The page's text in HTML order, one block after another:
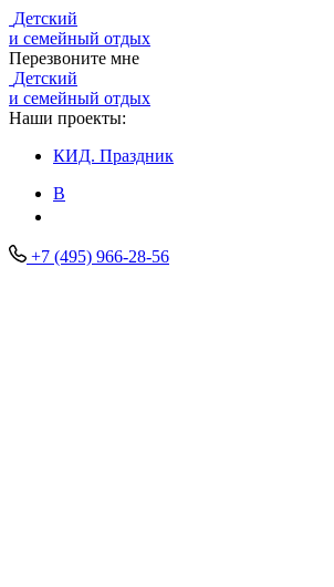
Детский
и семейный отдых
Перезвоните мне
Детский
и семейный отдых
Наши проекты:
КИД. Праздник
В
+7 (495) 966-28-56